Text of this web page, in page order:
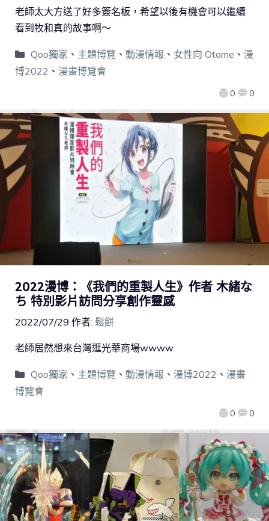
0 0
老師太大方送了好多簽名板，希望以後有機會可以繼續
看到牧和真的故事啊～
Qoo獨家 、 主題博覽 、 動漫情報 、 女性向 Otome 、 漫
博2022 、 漫畫博覽會
2022漫博：《我們的重製人生》作者 木緒な
ち 特別影片訪問分享創作靈感
2022/07/29 作者: 鬆餅
0 0
老師居然想來台灣逛光華商場wwww
Qoo獨家 、 主題博覽 、 動漫情報 、 漫博2022 、 漫畫
博覽會